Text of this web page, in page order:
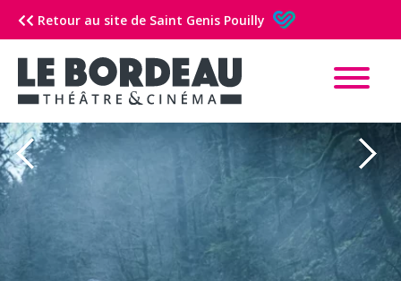
Retour au site de Saint Genis Pouilly